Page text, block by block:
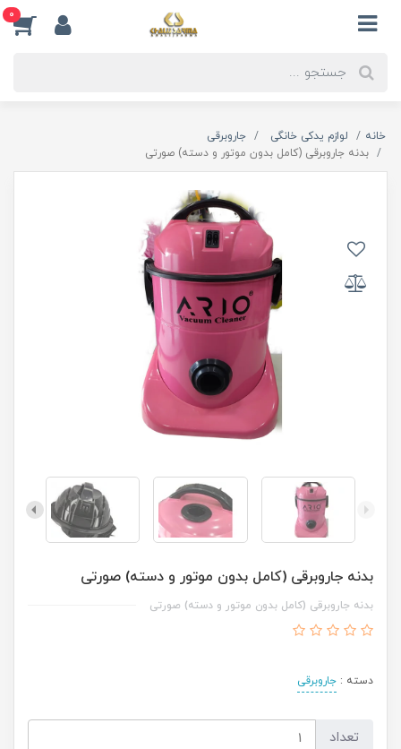
0
خانه لوازم یدکی خانگی
جاروبرقی
بدنه جاروبرقی (کامل بدون موتور و دسته) صورتی
بدنه جاروبرقی (کامل بدون موتور و دسته) صورتی
بدنه جاروبرقی (کامل بدون موتور و دسته) صورتی
دسته : جاروبرقی
تعداد